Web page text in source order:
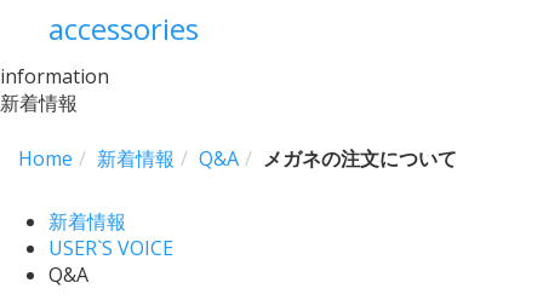
accessories
information
新着情報
Home 新着情報 Q&A メガネの注文について
新着情報
USER`S VOICE
Q&A